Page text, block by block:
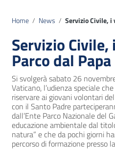
Home / News / Servizio Civile, i
Servizio
Parco dal Papa
Si svolgerà sabato 26
Vaticano, l’udienza speciale
riservare ai giovani volontari
con il Santo Padre
dall’Ente Parco Nazionale del
educazione ambientale dal
natura” e che da pochi giorni
percorso di formazione presso